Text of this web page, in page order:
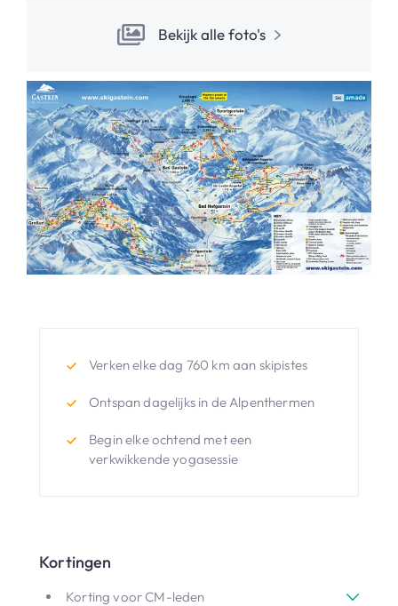
Bekijk alle foto's
Verken elke dag 760 km aan skipistes
Ontspan dagelijks in de Alpenthermen
Begin elke ochtend met een
verkwikkende yogasessie
Kortingen
Korting voor CM-leden